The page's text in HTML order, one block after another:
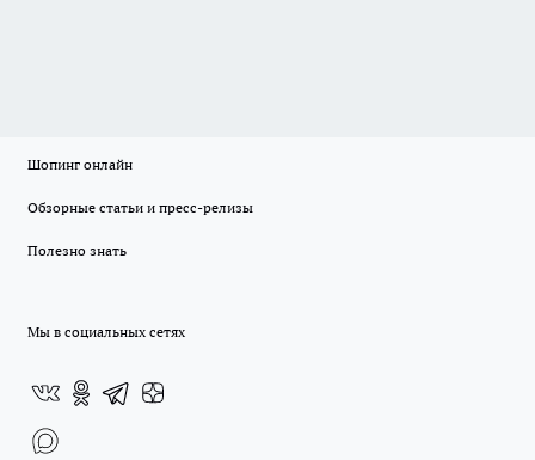
Шопинг онлайн
Обзорные статьи и пресс-релизы
Полезно знать
Мы в социальных сетях